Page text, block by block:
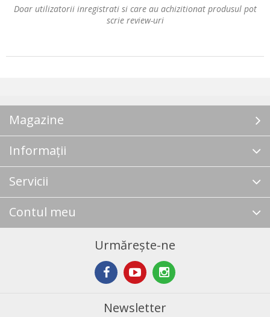
Doar utilizatorii inregistrati si care au achizitionat produsul pot
scrie review-uri
Magazine
Informații
Servicii
Contul meu
Urmărește-ne
Newsletter